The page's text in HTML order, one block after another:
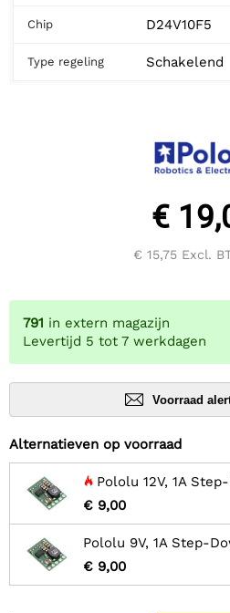
Chip D24V10F5
Type regeling Schakelend
€
€ 15,75 Excl.
791 in extern magazijn
Levertijd 5 tot 7 werkdagen
Voorraad
Alternatieven op voorraad
Pololu 12V, 1A Step-Down
€ 9,00
€ 9,00